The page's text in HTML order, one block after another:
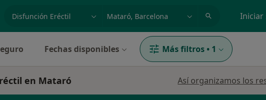
especialidad, enfermedad o nombre
p. ej. Madrid Iniciar
Fechas disponibles Más filtros • 1
en Mataró Así organizamos los